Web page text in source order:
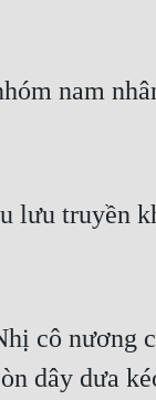
nam
lưu truyền
cô
dây dưa